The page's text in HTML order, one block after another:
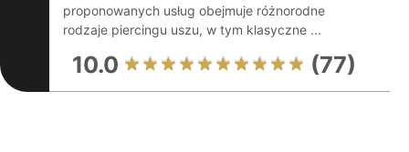
proponowanych usług obejmuje różnorodne
rodzaje piercingu uszu, w tym klasyczne ...
10.0 (77)